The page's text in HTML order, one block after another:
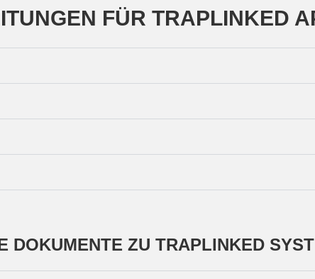
FÜR TRAPLINKED
DOKUMENTE ZU TRAPLINKED